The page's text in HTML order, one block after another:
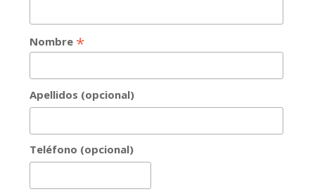
Nombre *
Apellidos (opcional)
Teléfono (opcional)